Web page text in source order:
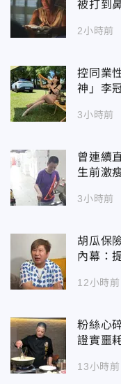
被打到
2小時前
控同業
神」李
3小時前
曾連續
生前激
3小時前
胡瓜保
內幕：
12小時前
粉絲心
證實噩
13小時前